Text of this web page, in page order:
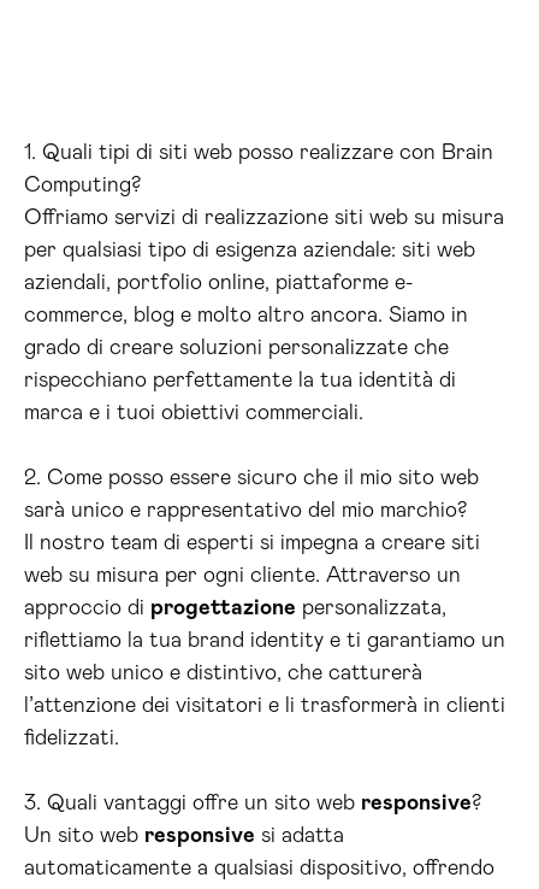
1. Quali tipi di siti web posso realizzare con Brain
Computing?
Offriamo servizi di realizzazione siti web su misura
per qualsiasi tipo di esigenza aziendale: siti web
aziendali, portfolio online, piattaforme e-
commerce, blog e molto altro ancora. Siamo in
grado di creare soluzioni personalizzate che
rispecchiano perfettamente la tua identità di
marca e i tuoi obiettivi commerciali.
2. Come posso essere sicuro che il mio sito web
sarà unico e rappresentativo del mio marchio?
Il nostro team di esperti si impegna a creare siti
web su misura per ogni cliente. Attraverso un
approccio di progettazione personalizzata,
riflettiamo la tua brand identity e ti garantiamo un
sito web unico e distintivo, che catturerà
l’attenzione dei visitatori e li trasformerà in clienti
fidelizzati.
3. Quali vantaggi offre un sito web responsive?
Un sito web responsive si adatta
automaticamente a qualsiasi dispositivo, offrendo